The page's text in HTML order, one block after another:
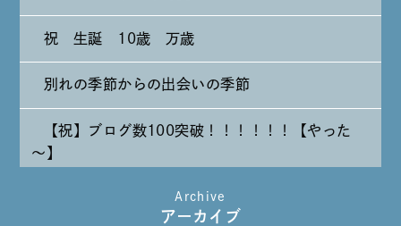
祝 生誕 10歳 万歳
別れの季節からの出会いの季節
【祝】ブログ数100突破！！！！！！【やった
～】
たまには純喫茶なんて～～～
Archive
アーカイブ